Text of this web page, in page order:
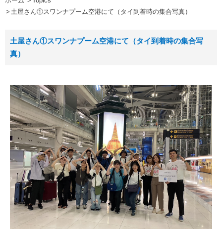
土屋さん①スワンナプーム空港にて（タイ到着時の集合写真）
土屋さん①スワンナプーム空港にて（タイ到着時の集合写
真）